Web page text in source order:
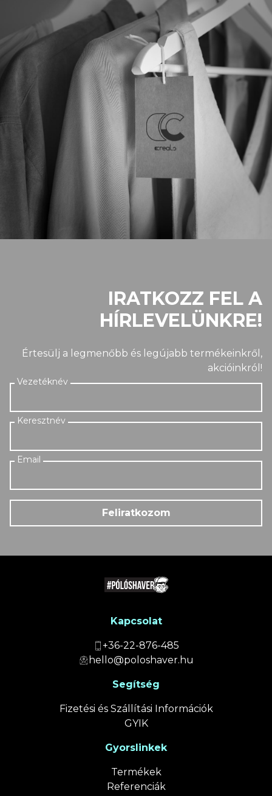
IRATKOZZ FEL A
HÍRLEVELÜNKRE!
Értesülj a legmenőbb és legújabb termékeinkről,
akcióinkról!
Feliratkozom
Kapcsolat
+36-22-876-485
hello@poloshaver.hu
Segítség
Fizetési és Szállítási Információk
GYIK
Gyorslinkek
Termékek
Referenciák